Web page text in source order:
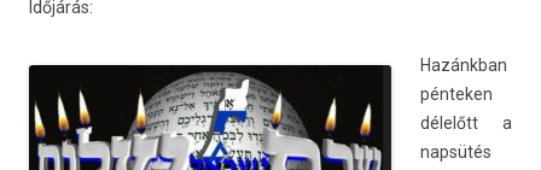
Időjárás:
Hazánkban
pén­tek­en
délelőtt a
napsütés